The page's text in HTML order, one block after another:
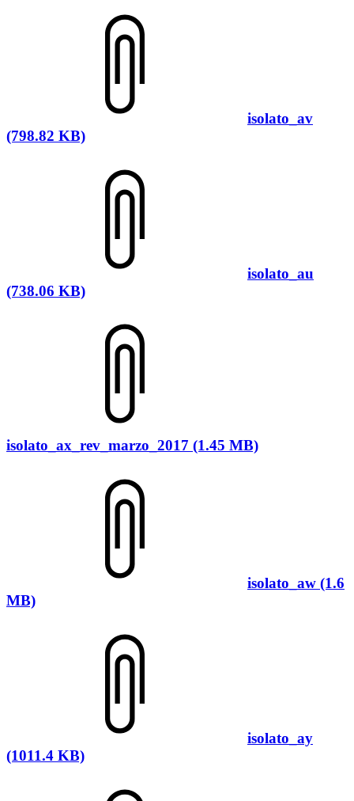
isolato_av
(798.82 KB)
isolato_au
(738.06 KB)
isolato_ax_rev_marzo_2017 (1.45 MB)
isolato_aw (1.6
MB)
isolato_ay
(1011.4 KB)